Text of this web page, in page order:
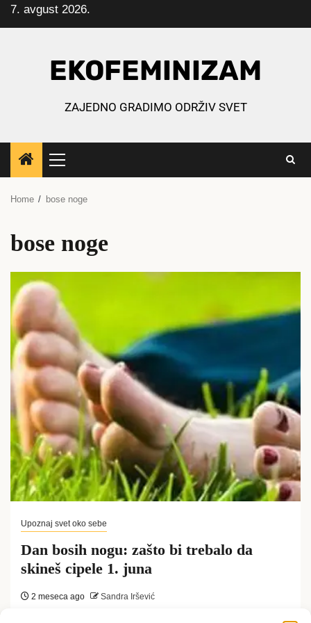
Skip
to
7. avgust 2026.
EKOFEMINIZAM
ZAJEDNO GRADIMO ODRŽIV SVET
Primary
Menu
Home bose noge
bose noge
Upoznaj svet oko sebe
Dan bosih nogu: zašto bi trebalo da
skineš cipele 1. juna
2 meseca ago Sandra Iršević